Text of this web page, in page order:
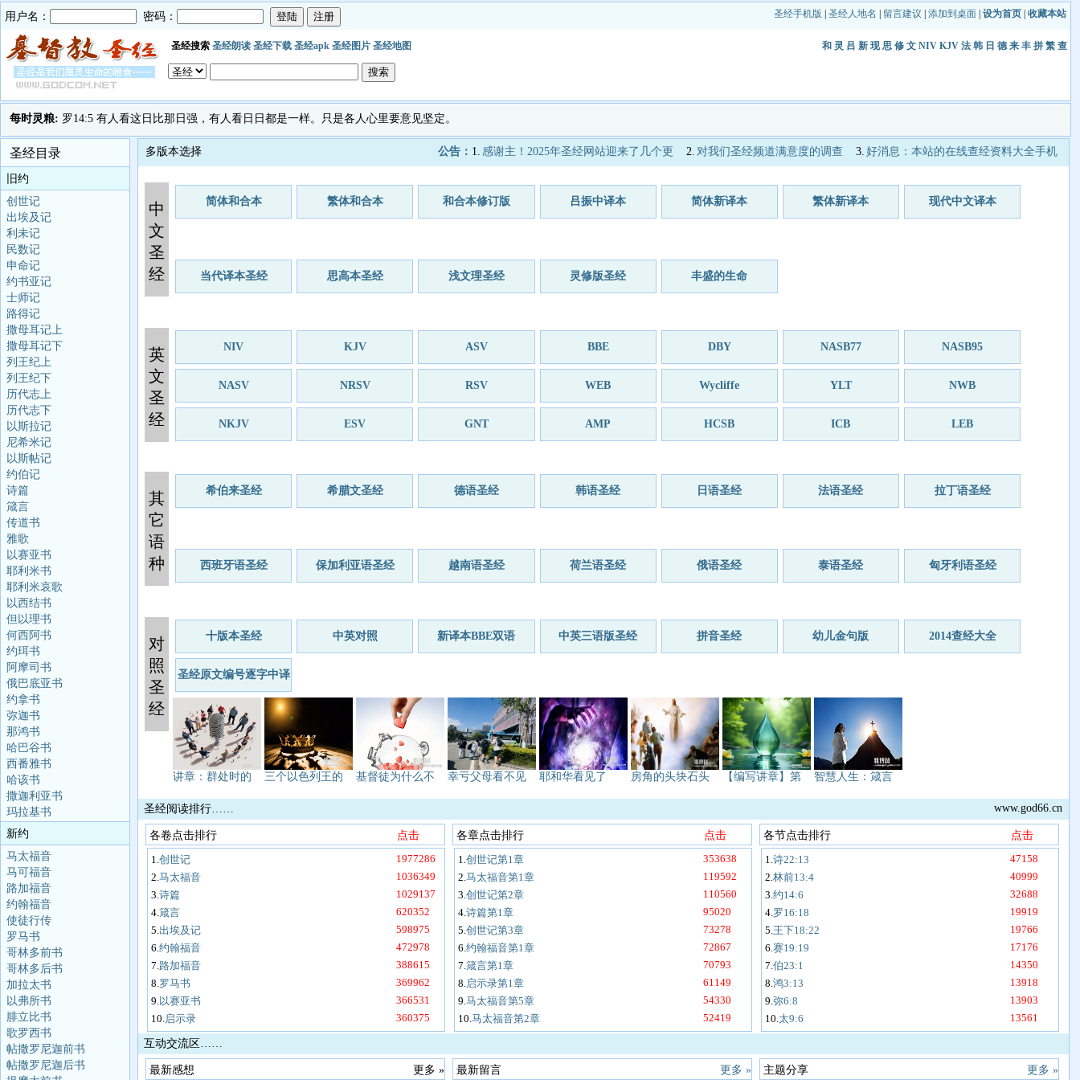
用户名： 密码： 圣经手机版 圣经人地名 留言建议 添加到桌面| 设为首页| 收藏本站
圣经搜索 圣经朗读 圣经下载 圣经apk 圣经图片 圣经地图 和 灵 吕 新 现 思 修 文 NIV KJV 法 韩 日 德 来 丰 拼 繁 查
每时灵粮: 罗14:5 有人看这日比那日强，有人看日日都是一样。只是各人心里要意见坚定。
圣经目录
旧约
创世记
出埃及记
利未记
民数记
申命记
约书亚记
士师记
路得记
撒母耳记上
撒母耳记下
列王纪上
列王纪下
历代志上
历代志下
以斯拉记
尼希米记
以斯帖记
约伯记
诗篇
箴言
传道书
雅歌
以赛亚书
耶利米书
耶利米哀歌
以西结书
但以理书
何西阿书
约珥书
阿摩司书
俄巴底亚书
约拿书
弥迦书
那鸿书
哈巴谷书
西番雅书
哈该书
撒迦利亚书
玛拉基书
新约
马太福音
马可福音
路加福音
约翰福音
使徒行传
罗马书
哥林多前书
哥林多后书
加拉太书
以弗所书
腓立比书
歌罗西书
帖撒罗尼迦前书
帖撒罗尼迦后书
多版本选择 公告： 1. 感谢主！2025年圣经网站迎来了几个更 2. 对我们圣经频道满意度的调查 3. 好消息：本站的在线查经资料大全手机
中
文
圣
经
简体和合本 繁体和合本 和合本修订版 吕振中译本 简体新译本 繁体新译本 现代中文译本
当代译本圣经 思高本圣经 浅文理圣经 灵修版圣经 丰盛的生命
英
文
圣
经
NIV KJV ASV BBE DBY NASB77 NASB95
NASV NRSV RSV WEB Wycliffe YLT NWB
NKJV ESV GNT AMP HCSB ICB LEB
其
它
语
种
希伯来圣经 希腊文圣经 德语圣经 韩语圣经 日语圣经 法语圣经 拉丁语圣经
西班牙语圣经 保加利亚语圣经 越南语圣经 荷兰语圣经 俄语圣经 泰语圣经 匈牙利语圣经
对
照
圣
经
十版本圣经 中英对照 新译本BBE双语 中英三语版圣经 拼音圣经 幼儿金句版 2014查经大全
圣经原文编号逐字中译
讲章：群处时的 三个以色列王的 基督徒为什么不 幸亏父母看不见 耶和华看见了 房角的头块石头 【编写讲章】第 智慧人生：箴言
圣经阅读排行…… www.god66.cn
各卷点击排行
点击
1.创世记
1977286
2.马太福音
1036349
3.诗篇
1029137
4.箴言
620352
5.出埃及记
598975
6.约翰福音
472978
7.路加福音
388615
8.罗马书
369962
9.以赛亚书
366531
10.启示录 360375
各章点击排行
点击
1.创世记第1章
353638
2.马太福音第1章
119592
3.创世记第2章
110560
4.诗篇第1章
95020
5.创世记第3章
73278
6.约翰福音第1章
72867
7.箴言第1章
70793
8.启示录第1章
61149
9.马太福音第5章
54330
10.马太福音第2章 52419
各节点击排行
点击
1.诗22:13
47158
2.林前13:4
40999
3.约14:6
32688
4.罗16:18
19919
5.王下18:22
19766
6.赛19:19
17176
7.伯23:1
14350
8.鸿3:13
13918
9.弥6:8
13903
10.太9:6 13561
互动交流区……
最新感想 更多 » 最新留言 更多 » 主题分享 更多 »